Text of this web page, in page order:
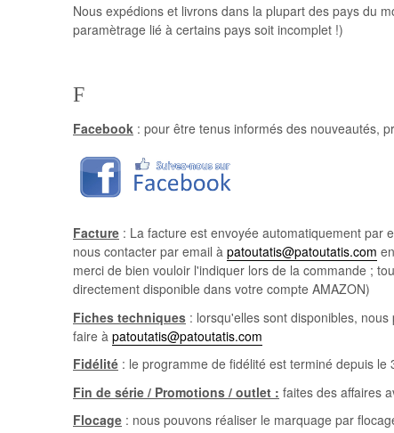
Nous expédions et livrons dans la plupart des pays du
paramètrage lié à certains pays soit incomplet !)
F
Facebook : pour être tenus informés des nouveautés,
Facture : La facture est envoyée automatiquement par
nous contacter par email à patoutatis@patoutatis.com
merci de bien vouloir l'indiquer lors de la commande ;
directement disponible dans votre compte AMAZON)
Fiches techniques : lorsqu'elles sont disponibles,
faire à patoutatis@patoutatis.com
Fidélité : le programme de fidélité est terminé depuis
Fin de série / Promotions / outlet : faites des affaires
Flocage : nous pouvons réaliser le marquage par